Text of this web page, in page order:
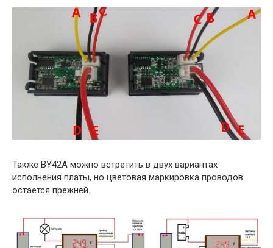
Также BY42A можно встретить в двух вариантах
исполнения платы, но цветовая маркировка проводов
остается прежней.